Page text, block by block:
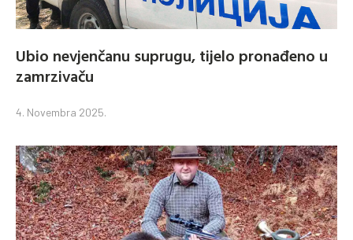
Ubio nevjenčanu suprugu, tijelo pronađeno u
zamrzivaču
4. Novembra 2025.